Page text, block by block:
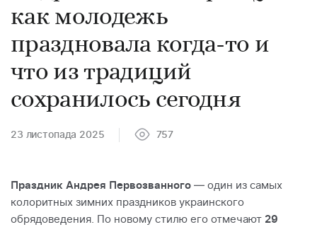
как молодежь
праздновала когда-то и
что из традиций
сохранилось сегодня
23 листопада 2025 757
Праздник Андрея Первозванного — один из самых
колоритных зимних праздников украинского
обрядоведения. По новому стилю его отмечают 29